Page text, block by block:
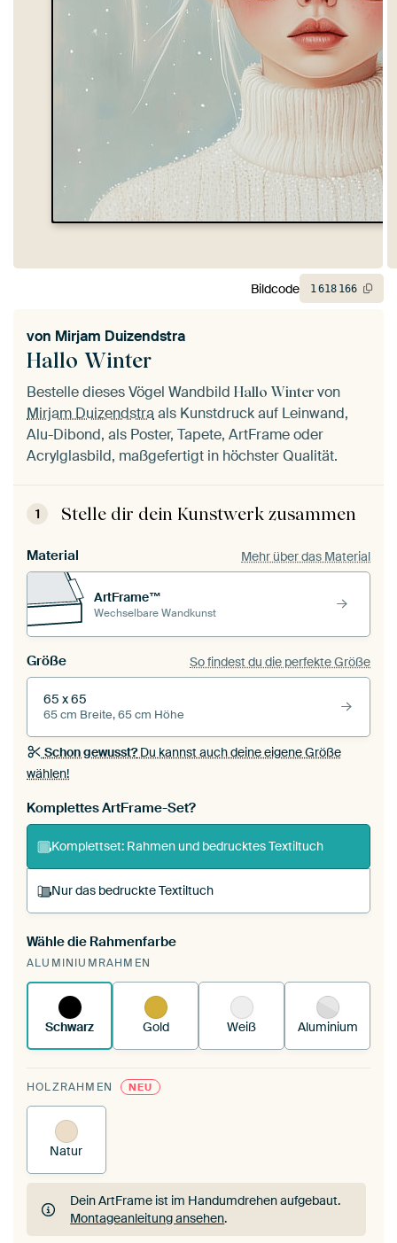
Hallo Winter
von Mirjam Duizendstra
Bestelle dieses Vögel Wandbild Hallo Winter von
Mirjam Duizendstraals Kunstdruck auf Leinwand,
Alu-Dibond, als Poster, Tapete, ArtFrame oder
Acrylglasbild, maßgefertigt in höchster Qualität.
1 Stelle dir dein Kunstwerk zusammen
Material Mehr über das Material
ArtFrame™
Wechselbare Wandkunst
Größe So findest du die perfekte Größe
65 x 65
65 cm Breite, 65 cm Höhe
Schon gewusst?Du kannst auch deine eigene Größe
wählen!
Komplettes ArtFrame-Set?
Komplettset: Rahmen und bedrucktes Textiltuch
Nur das bedruckte Textiltuch
Du spannst einen wechselbaren Textiltuch in
deinen vorhandenen ArtFrame™.
es.
Wähle die Rahmenfarbe
ALUMINIUMRAHMEN
Schwarz Gold Weiß Aluminium
HOLZRAHMEN NEU
Natur
Dein ArtFrame ist im Handumdrehen aufgebaut.
Montageanleitung ansehen.
Bildcode 1618 166